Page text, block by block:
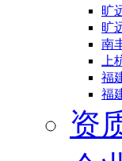
旷
旷
南
上
福
福
资